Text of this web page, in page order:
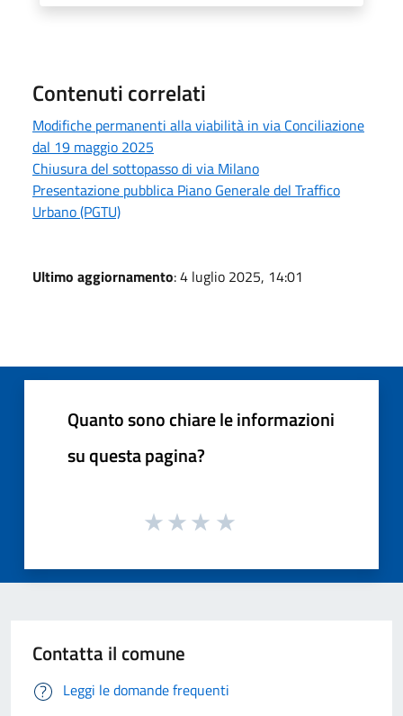
Contenuti correlati
Modifiche permanenti alla viabilità in via Conciliazione
dal 19 maggio 2025
Chiusura del sottopasso di via Milano
Presentazione pubblica Piano Generale del Traffico
Urbano (PGTU)
Ultimo aggiornamento: 4 luglio 2025, 14:01
Quanto sono chiare le informazioni
su questa pagina?
Contatta il comune
Leggi le domande frequenti